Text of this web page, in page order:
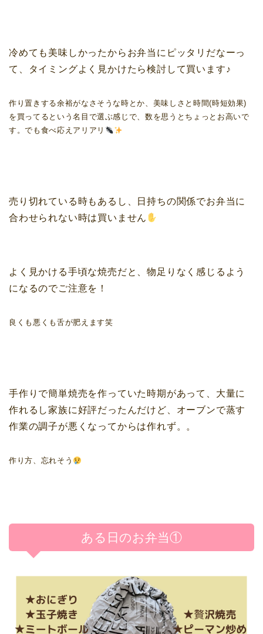
冷めても美味しかったからお弁当にピッタリだなーっ
て、タイミングよく見かけたら検討して買います♪
作り置きする余裕がなさそうな時とか、美味しさと時間(時短効果)
を買ってるという名目で選ぶ感じで、数を思うとちょっとお高いで
す。でも食べ応えアリアリ
売り切れている時もあるし、日持ちの関係でお弁当に
合わせられない時は買いません
よく見かける手頃な焼売だと、物足りなく感じるよう
になるのでご注意を！
良くも悪くも舌が肥えます笑
手作りで簡単焼売を作っていた時期があって、大量に
作れるし家族に好評だったんだけど、オーブンで蒸す
作業の調子が悪くなってからは作れず。。
作り方、忘れそう
ある日のお弁当①